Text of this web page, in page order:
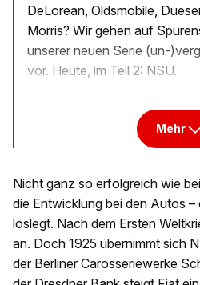
DeLorean, Oldsmobile,
Morris? Wir gehen auf
unserer neuen Serie (un-
vor. Heute, im Teil 2: NSU.
Mehr
Nicht ganz so erfolgreich wie
die Entwicklung bei den Autos
loslegt. Nach dem Ersten
an. Doch 1925 übernimmt sich
der Berliner Carosseriewerke